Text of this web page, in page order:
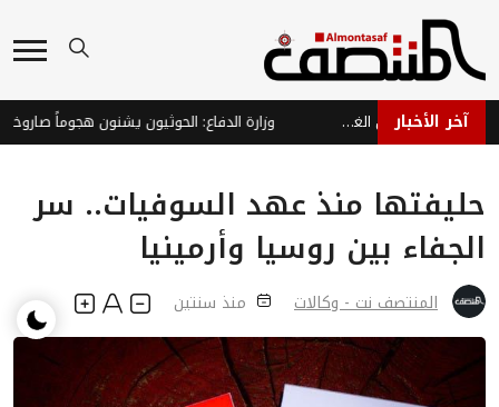
آخر الأخبار النينيو تهدد 49 مليون شخص إضافي بانعدام الأمن الغذائي بحلول نهاية 2027
حليفتها منذ عهد السوفيات.. سر
الجفاء بين روسيا وأرمينيا
المنتصف نت - وكالات منذ سنتين